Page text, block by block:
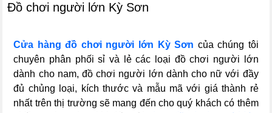
Đồ chơi người lớn Kỳ Sơn
Cửa hàng đồ chơi người lớn Kỳ Sơn của chúng tôi
chuyên phân phối sỉ và lẻ các loại đồ chơi người lớn
dành cho nam, đồ chơi người lớn dành cho nữ với đầy
đủ chủng loại, kích thước và mẫu mã với giá thành rẻ
nhất trên thị trường sẽ mang đến cho quý khách có thêm